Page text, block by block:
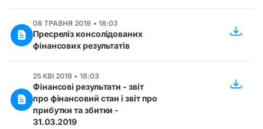
08 ТРАВНЯ 2019 • 18:03
Пресреліз консолідованих
фінансових результатів
25 КВІ 2019 • 18:03
Фінансові результати - звіт
про фінансовий стан і звіт про
прибутки та збитки -
31.03.2019